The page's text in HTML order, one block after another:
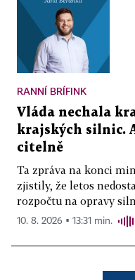
RANNÍ BRÍFINK
Vláda nechala
krajských silnic.
citelně
Ta zpráva na konci
zjistily, že letos
rozpočtu na opravy
10. 8. 2026 ▪ 13:31 min.